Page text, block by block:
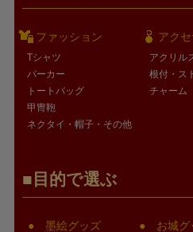
ファッション
Tシャツ
パーカー
トートバッグ
甲冑鞄
ネクタイ・帽子・その他
アク
アクリル
根付・ス
チャーム
目的で選ぶ
墨絵グッズ お城グ